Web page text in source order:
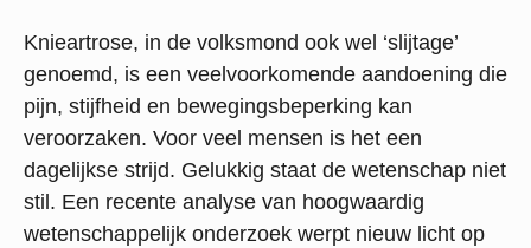
Knieartrose, in de volksmond ook wel ‘slijtage’
genoemd, is een veelvoorkomende aandoening die
pijn, stijfheid en bewegingsbeperking kan
veroorzaken. Voor veel mensen is het een
dagelijkse strijd. Gelukkig staat de wetenschap niet
stil. Een recente analyse van hoogwaardig
wetenschappelijk onderzoek werpt nieuw licht op